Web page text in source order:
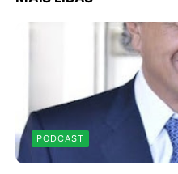
PODCAST